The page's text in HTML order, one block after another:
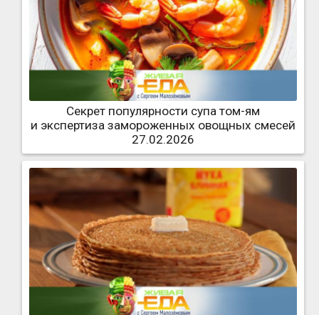
Секрет популярности супа том-ям
и экспертиза замороженных овощных смесей
27.02.2026